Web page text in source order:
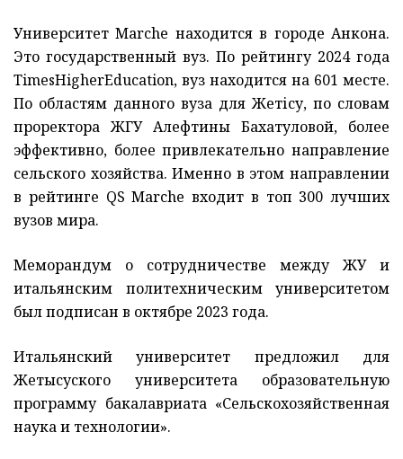
Университет Маrche находится в городе Анкона.
Это государственный вуз. По рейтингу 2024 года
TimesHigherEducation, вуз находится на 601 месте.
По областям данного вуза для Жетісу, по словам
проректора ЖГУ Алефтины Бахатуловой, более
эффективно, более привлекательно направление
сельского хозяйства. Именно в этом направлении
в рейтинге QS Маrche входит в топ 300 лучших
вузов мира.
Меморандум о сотрудничестве между ЖУ и
итальянским политехническим университетом
был подписан в октябре 2023 года.
Итальянский университет предложил для
Жетысуского университета образовательную
программу бакалавриата «Сельскохозяйственная
наука и технологии».